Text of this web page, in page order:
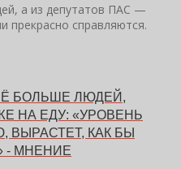
а из депутатов ПАС —
прекрасно справляются.
БОЛЬШЕ ЛЮДЕЙ,
НА ЕДУ: «УРОВЕНЬ
ВЫРАСТЕТ, КАК БЫ
- МНЕНИЕ